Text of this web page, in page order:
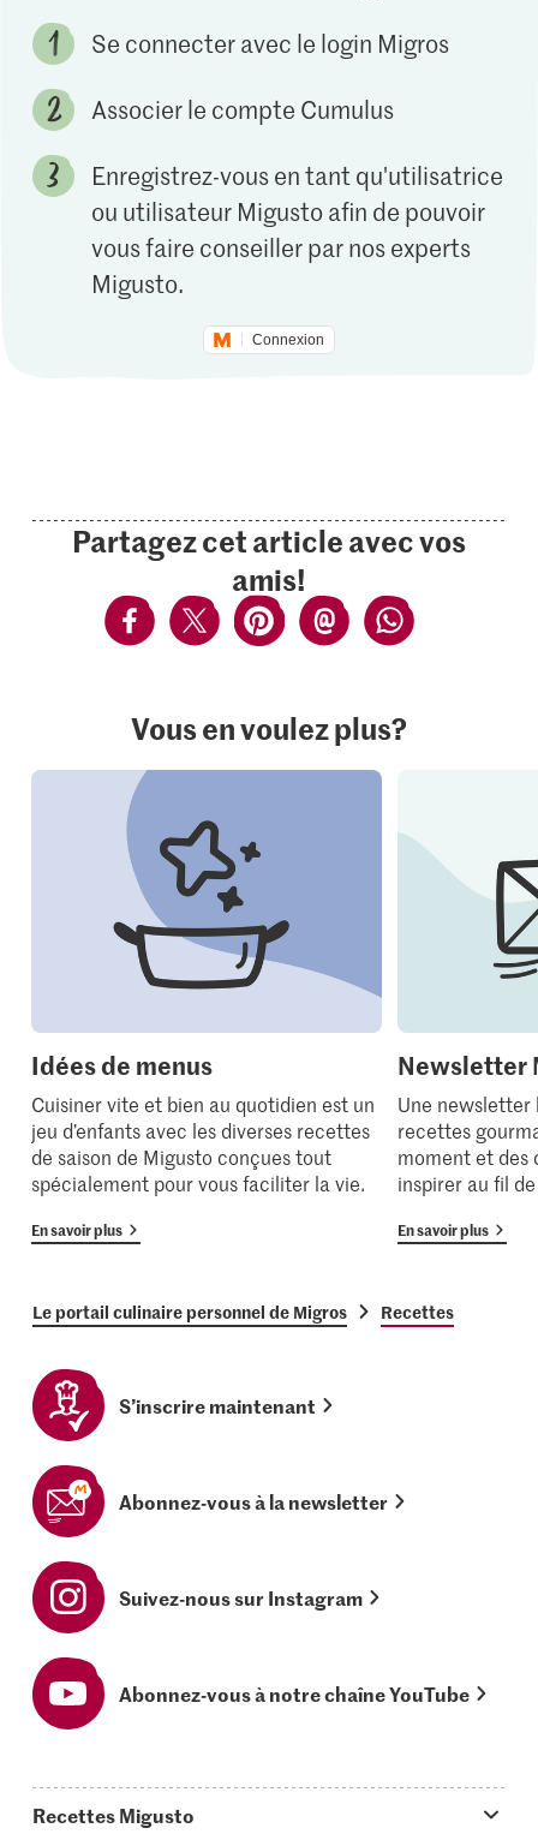
Se connecter avec le login Migros
Associer le compte Cumulus
Enregistrez-vous en tant qu'utilisatrice
ou utilisateur Migusto afin de pouvoir
vous faire conseiller par nos experts
Migusto.
Connexion
Partagez cet article avec vos
amis!
Vous en voulez plus?
Idées de menus
Cuisiner vite et bien au quotidien est un
jeu d’enfants avec les diverses recettes
de saison de Migusto conçues tout
spécialement pour vous faciliter la vie.
En savoir plus
Newsletter
Une newsletter
recettes
moment et des
inspirer au fil
En savoir plus
Le portail culinaire personnel de Migros Recettes
S’inscrire maintenant
Abonnez-vous à la newsletter
Suivez-nous sur Instagram
Abonnez-vous à notre chaîne YouTube
Recettes Migusto